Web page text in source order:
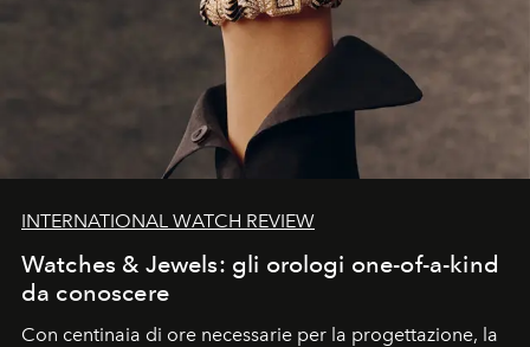
INTERNATIONAL WATCH REVIEW
Watches & Jewels: gli orologi one-of-a-kind
da conoscere
Con centinaia di ore necessarie per la progettazione, la